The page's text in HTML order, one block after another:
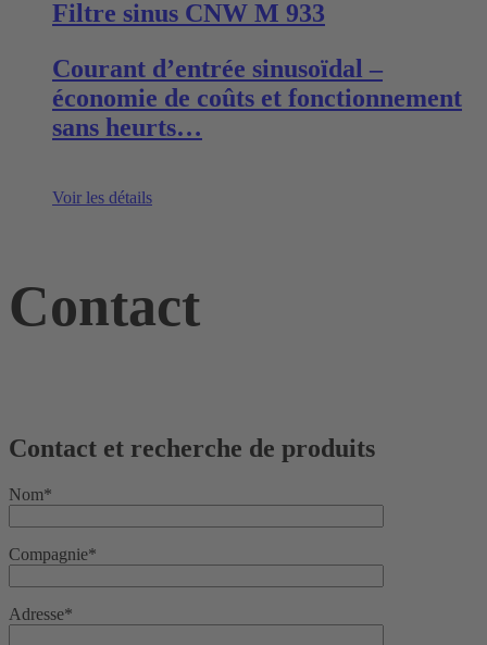
Filtre sinus CNW M 933
Courant d’entrée sinusoïdal –
économie de coûts et fonctionnement
sans heurts…
Voir les détails
Contact
Contact et recherche de produits
Nom*
Compagnie*
Adresse*